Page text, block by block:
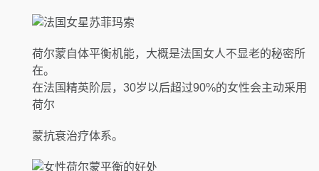
荷尔蒙自体平衡机能，大概是法国女人不显老的秘密所
在。
在法国精英阶层，30岁以后超过90%的女性会主动采用
荷尔
蒙抗衰治疗体系。